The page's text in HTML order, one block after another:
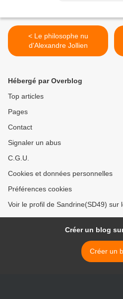
< Le philosophe nu
d'Alexandre Jollien
Hébergé par Overblog
Top articles
Pages
Contact
Signaler un abus
C.G.U.
Cookies et données personnelles
Préférences cookies
Voir le profil de Sandrine(SD49) sur
Créer un blog
Créer un